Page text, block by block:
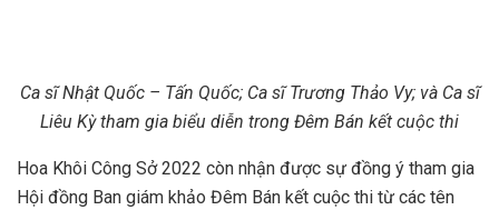
Ca sĩ Nhật Quốc – Tấn Quốc; Ca sĩ Trương Thảo Vy; và Ca sĩ
Liêu Kỳ tham gia biểu diễn trong Đêm Bán kết cuộc thi
Hoa Khôi Công Sở 2022 còn nhận được sự đồng ý tham gia
Hội đồng Ban giám khảo Đêm Bán kết cuộc thi từ các tên